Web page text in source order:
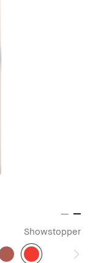
Showstopper